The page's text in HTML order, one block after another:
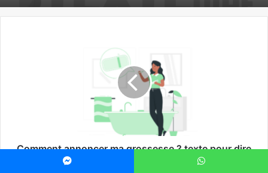
Comment annoncer ma grossesse ? texte pour dire